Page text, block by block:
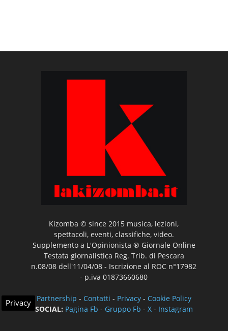
Kizomba © since 2015 musica, lezioni,
spettacoli, eventi, classifiche, video.
Supplemento a L'Opinionista ® Giornale Online
Testata giornalistica Reg. Trib. di Pescara
n.08/08 dell'11/04/08 - Iscrizione al ROC n°17982
- p.iva 01873660680
Partnership - Contatti - Privacy- Cookie Policy
SOCIAL: Pagina Fb - Gruppo Fb - X- Instagram
Privacy